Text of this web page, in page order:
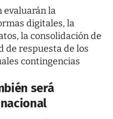
evaluarán la
digitales, la
la consolidación de
de respuesta de los
contingencias
será